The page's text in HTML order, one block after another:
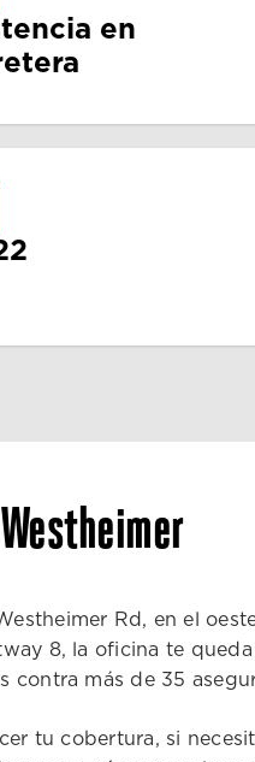
en
Rd, en el
8, la oficina te
más de 35
tu cobertura, si